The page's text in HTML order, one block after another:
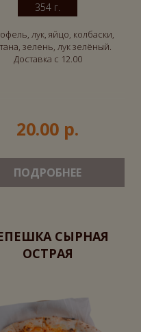
354 г.
лук, яйцо, колбаски,
зелень, лук зелёный.
Доставка с 12.00
20.00 р.
ПОДРОБНЕЕ
СЫРНАЯ
ОСТРАЯ